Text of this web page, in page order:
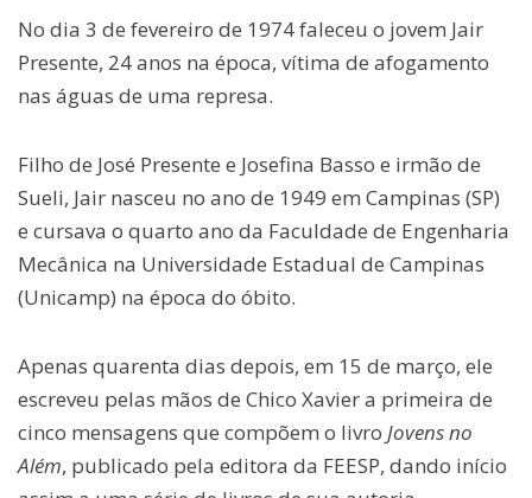
No dia 3 de fevereiro de 1974 faleceu o jovem Jair
Presente, 24 anos na época, vítima de afogamento
nas águas de uma represa.
Filho de José Presente e Josefina Basso e irmão de
Sueli, Jair nasceu no ano de 1949 em Campinas (SP)
e cursava o quarto ano da Faculdade de Engenharia
Mecânica na Universidade Estadual de Campinas
(Unicamp) na época do óbito.
Apenas quarenta dias depois, em 15 de março, ele
escreveu pelas mãos de Chico Xavier a primeira de
cinco mensagens que compõem o livro Jovens no
Além, publicado pela editora da FEESP, dando início